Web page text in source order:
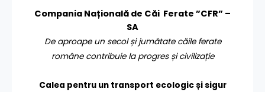
Compania Națională de Căi Ferate ”CFR” –
SA
De aproape un secol și jumătate căile ferate
române contribuie la progres și civilizație
Calea pentru un transport ecologic și sigur